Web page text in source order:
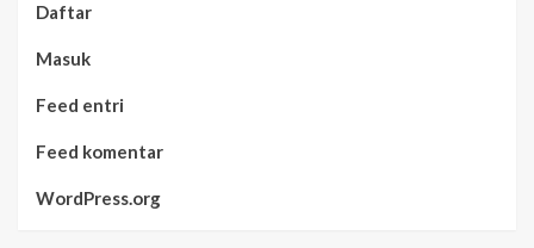
Daftar
Masuk
Feed entri
Feed komentar
WordPress.org